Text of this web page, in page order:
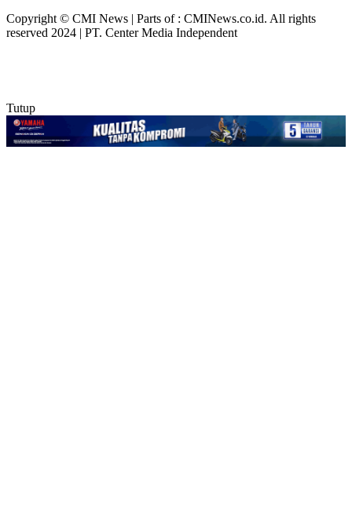
Copyright © CMI News | Parts of : CMINews.co.id. All rights
reserved 2024 | PT. Center Media Independent
Tutup